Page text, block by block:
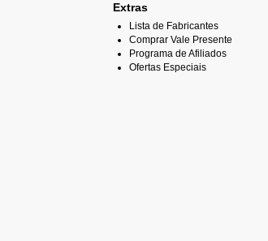
Extras
Lista de Fabricantes
Comprar Vale Presente
Programa de Afiliados
Ofertas Especiais